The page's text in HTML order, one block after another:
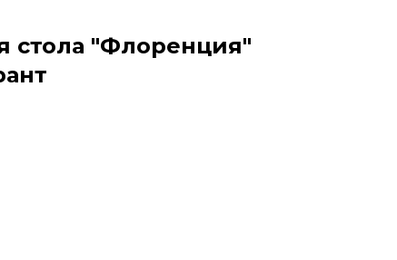
стола "Флоренция"